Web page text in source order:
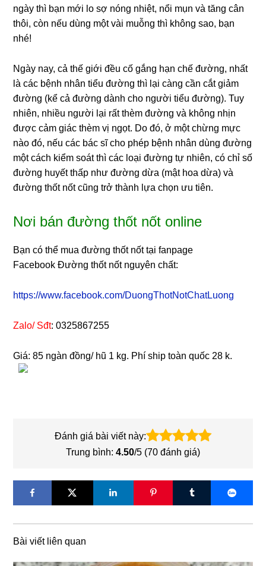
ngày thì bạn mới lo sợ nóng nhiệt, nổi mụn và tăng cân
thôi, còn nếu dùng một vài muỗng thì không sao, bạn
nhé!
Ngày nay, cả thế giới đều cố gắng hạn chế đường, nhất
là các bệnh nhân tiểu đường thì lại càng cần cắt giảm
đường (kể cả đường dành cho người tiểu đường). Tuy
nhiên, nhiều người lại rất thèm đường và không nhịn
được cảm giác thèm vị ngọt. Do đó, ở một chừng mực
nào đó, nếu các bác sĩ cho phép bệnh nhân dùng đường
một cách kiểm soát thì các loại đường tự nhiên, có chỉ số
đường huyết thấp như đường dừa (mật hoa dừa) và
đường thốt nốt cũng trở thành lựa chọn ưu tiên.
Nơi bán đường thốt nốt online
Bạn có thể mua đường thốt nốt tại fanpage
FacebookĐường thốt nốt nguyên chất:
https://www.facebook.com/DuongThotNotChatLuong
Zalo/ Sđt: 0325867255
Giá: 85 ngàn đồng/ hũ 1 kg. Phí ship toàn quốc 28 k.
Đánh giá bài viết này:
Trung bình: 4.50/5 (70 đánh giá)
Bài viết liên quan